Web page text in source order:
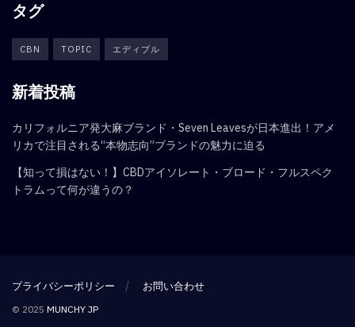
タグ
CBN TOPIC エディブル
新着投稿
カリフォルニア発大麻ブランド・Seven Leavesが日本進出！アメ
リカで注目される“本物志向”ブランドの魅力に迫る
【知って損はない！】CBDアイソレート・ブロード・フルスペク
トラムって何が違うの？
プライバシーポリシー お問い合わせ
© 2025 MUNCHY JP